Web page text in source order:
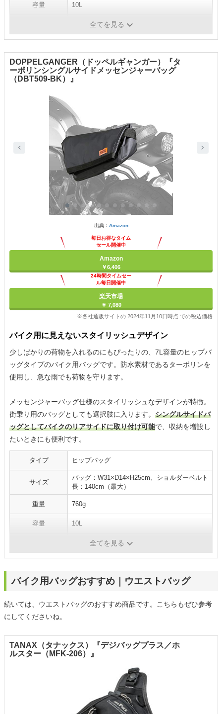
容量 10L
全てを見る
DOPPELGANGER（ドッペルギャンガー）『タ
ーポリンシングルサイドメッセンジャーバッグ
（DBT509-BK）』
出典： Amazon
毎日お得なタイム
セール開催中
Amazon
￥6,406
24時間タイムセー
ル毎日開催中
楽天市場
￥ 7,080
※各社通販サイトの 2024年11月10日時点 での税込価格
バイク用に見えないスタイリッシュデザイン
少しばかりの荷物を入れるのにもぴったりの、7L容量のヒップバ
ッグタイプのバイク用バッグです。防水素材であるターポリンを
使用し、急な雨でも荷物を守ります。
メッセンジャーバッグ仕様のスタイリッシュなデザインが特徴。
街乗り用のバッグとしても選択肢に入ります。 シングルサイドバ
ッグとしてバイクのリアサイドに取り付け可能で、収納を増設し
たいときにも便利です。
タイプ ヒップバッグ
サイズ
バッグ：W31×D14×H25cm、ショルダーベルト
長：140cm（最大）
重量 760g
容量 10L
ターポリン全てを見る
バイク用バッグおすすめ｜ウエストバッグ
続いては、ウエストバッグのおすすめ商品です。こちらもぜひ参考
にしてくださいね。
TANAX（タナックス）『デジバッグプラス／ホ
ルスター（MFK-206）』